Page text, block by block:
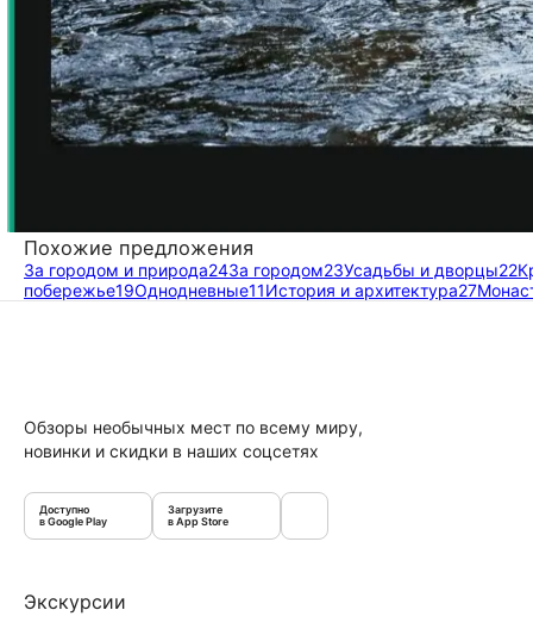
Похожие предложения
За городом и природа24За городом23Усадьбы и дворцы22
побережье19Однодневные11История и архитектура27
Обзоры необычных мест по всему миру,
новинки и скидки в наших соцсетях
Доступно
в Google Play
Загрузите
в App Store
Экскурсии